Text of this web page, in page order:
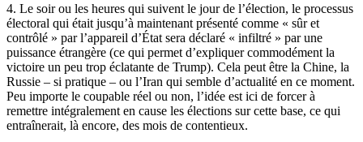
4. Le soir ou les heures qui suivent le jour de l’élection, le processus
électoral qui était jusqu’à maintenant présenté comme « sûr et
contrôlé » par l’appareil d’État sera déclaré « infiltré » par une
puissance étrangère (ce qui permet d’expliquer commodément la
victoire un peu trop éclatante de Trump). Cela peut être la Chine, la
Russie – si pratique – ou l’Iran qui semble d’actualité en ce moment.
Peu importe le coupable réel ou non, l’idée est ici de forcer à
remettre intégralement en cause les élections sur cette base, ce qui
entraînerait, là encore, des mois de contentieux.